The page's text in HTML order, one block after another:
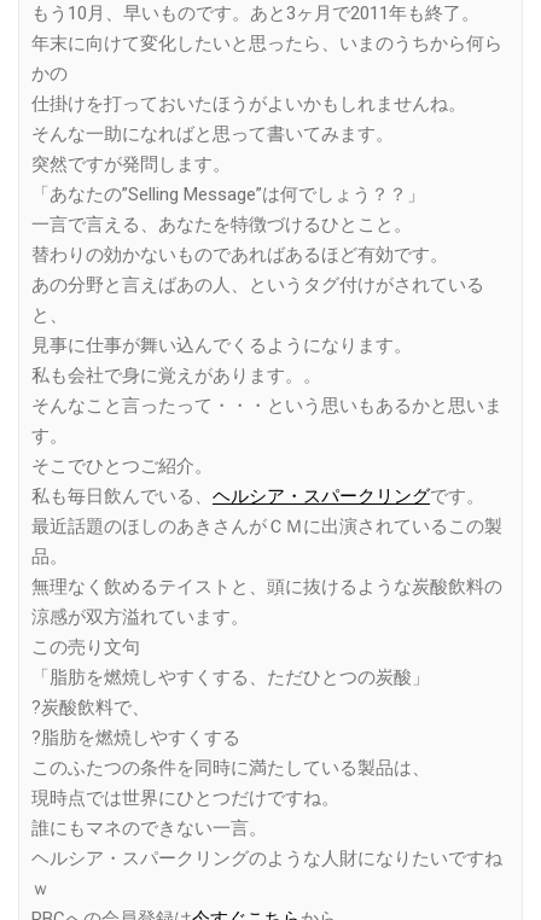
もう10月、早いものです。あと3ヶ月で2011年も終了。
年末に向けて変化したいと思ったら、いまのうちから何ら
かの
仕掛けを打っておいたほうがよいかもしれませんね。
そんな一助になればと思って書いてみます。
突然ですが発問します。
「あなたの”Selling Message”は何でしょう？？」
一言で言える、あなたを特徴づけるひとこと。
替わりの効かないものであればあるほど有効です。
あの分野と言えばあの人、というタグ付けがされている
と、
見事に仕事が舞い込んでくるようになります。
私も会社で身に覚えがあります。。
そんなこと言ったって・・・という思いもあるかと思いま
す。
そこでひとつご紹介。
私も毎日飲んでいる、 ヘルシア・スパークリングです。
最近話題のほしのあきさんがＣＭに出演されているこの製
品。
無理なく飲めるテイストと、頭に抜けるような炭酸飲料の
涼感が双方溢れています。
この売り文句
「脂肪を燃焼しやすくする、ただひとつの炭酸」
?炭酸飲料で、
?脂肪を燃焼しやすくする
このふたつの条件を同時に満たしている製品は、
現時点では世界にひとつだけですね。
誰にもマネのできない一言。
ヘルシア・スパークリングのような人財になりたいですね
ｗ